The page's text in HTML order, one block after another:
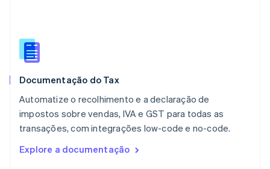
Documentação do Tax
Automatize o recolhimento e a declaração de
impostos sobre vendas, IVA e GST para todas as
transações, com integrações low-code e no-code.
Explore a documentação
Portugal
Português
English简体中文
Reino Unido
República Tcheca
English
English